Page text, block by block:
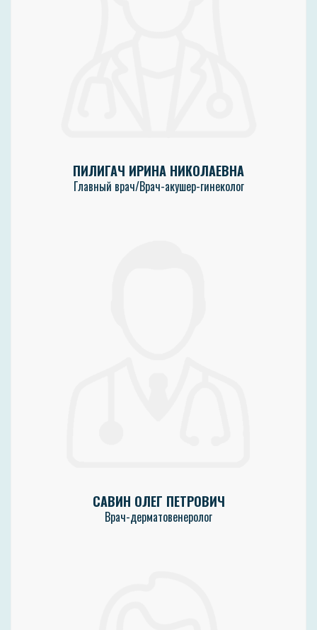
ПИЛИГАЧ ИРИНА НИКОЛАЕВНА
Главный врач/Врач-акушер-гинеколог
САВИН ОЛЕГ ПЕТРОВИЧ
Врач-дерматовенеролог